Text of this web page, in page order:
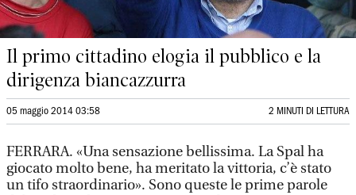
Il primo cittadino elogia il pubblico e la
dirigenza biancazzurra
05 maggio 2014 03:58 2 MINUTI DI LETTURA
FERRARA. «Una sensazione bellissima. La Spal ha
giocato molto bene, ha meritato la vittoria, c’è stato
un tifo straordinario». Sono queste le prime parole